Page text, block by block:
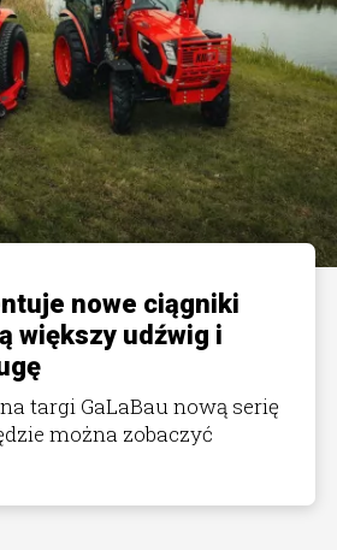
nowe ciągniki
większy udźwig i
targi GaLaBau nową serię
można zobaczyć